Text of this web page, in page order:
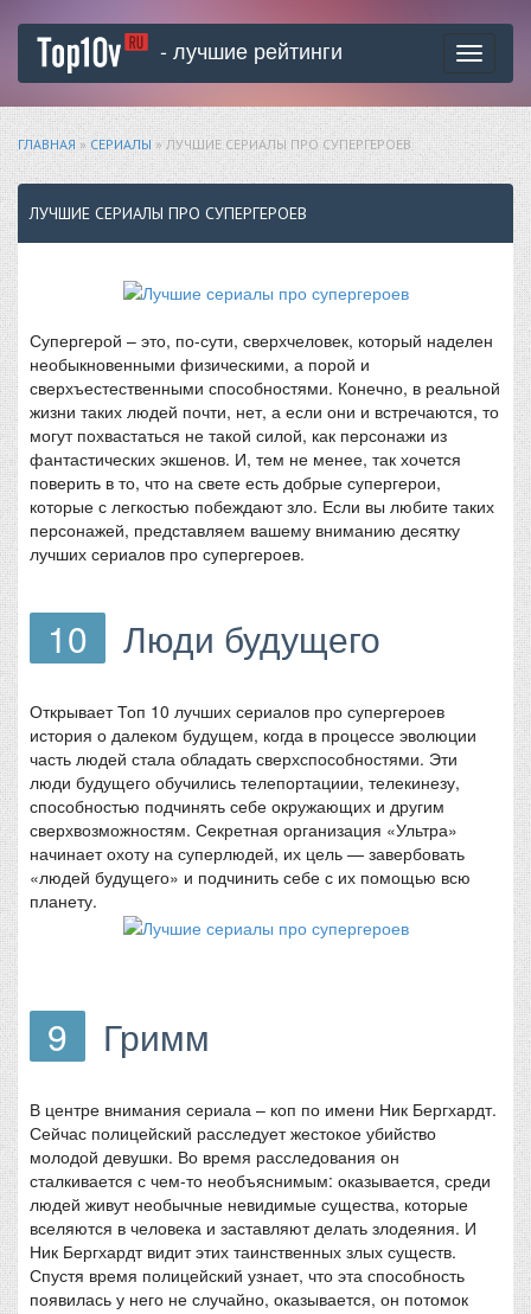
Toggle
- лучшие рейтинги
ГЛАВНАЯ »СЕРИАЛЫ» ЛУЧШИЕ СЕРИАЛЫ ПРО СУПЕРГЕРОЕВ
ЛУЧШИЕ СЕРИАЛЫ ПРО СУПЕРГЕРОЕВ
Супергерой – это, по-сути, сверхчеловек, который наделен
необыкновенными физическими, а порой и
сверхъестественными способностями. Конечно, в реальной
жизни таких людей почти, нет, а если они и встречаются, то
могут похвастаться не такой силой, как персонажи из
фантастических экшенов. И, тем не менее, так хочется
поверить в то, что на свете есть добрые супергерои,
которые с легкостью побеждают зло. Если вы любите таких
персонажей, представляем вашему вниманию десятку
лучших сериалов про супергероев.
10 Люди будущего
Открывает Топ 10 лучших сериалов про супергероев
история о далеком будущем, когда в процессе эволюции
часть людей стала обладать сверхспособностями. Эти
люди будущего обучились телепортациии, телекинезу,
способностью подчинять себе окружающих и другим
сверхвозможностям. Секретная организация «Ультра»
начинает охоту на суперлюдей, их цель — завербовать
«людей будущего» и подчинить себе с их помощью всю
планету.
9 Гримм
В центре внимания сериала – коп по имени Ник Бергхардт.
Сейчас полицейский расследует жестокое убийство
молодой девушки. Во время расследования он
сталкивается с чем-то необъяснимым: оказывается, среди
людей живут необычные невидимые существа, которые
вселяются в человека и заставляют делать злодеяния. И
Ник Бергхардт видит этих таинственных злых существ.
Спустя время полицейский узнает, что эта способность
появилась у него не случайно, оказывается, он потомок